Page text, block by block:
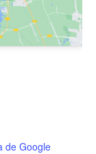
de Google